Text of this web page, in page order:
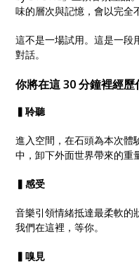
味的層次與記憶，會以完全
這不是一場試用。這是一段
對話。
你將在這 30 分鐘裡經歷
▍聆聽
進入空間，在石頭為本次體
中，卸下外面世界帶來的重
▍感受
音樂引領情緒抵達最柔軟
我們在這裡，等你。
▍嗅見